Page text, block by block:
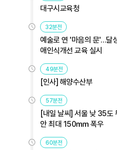
대구시교육청
32분전
예술로 연 '마음의 문'…달
애인식개선 교육 실시
49분전
[인사] 해양수산부
57분전
[내일 날씨] 서울 낮 35도
안 최대 150㎜ 폭우
60분전